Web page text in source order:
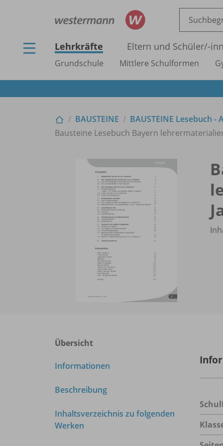
Lehrkräfte Eltern und Schüler/-
Grundschule Mittlere Schulformen
BAUSTEINE
BAUSTEINE Lesebuch -
Bausteine Lesebuch Bayern
Übersicht
Informationen
Beschreibung
Inhaltsverzeichnis zu folgenden
Werken